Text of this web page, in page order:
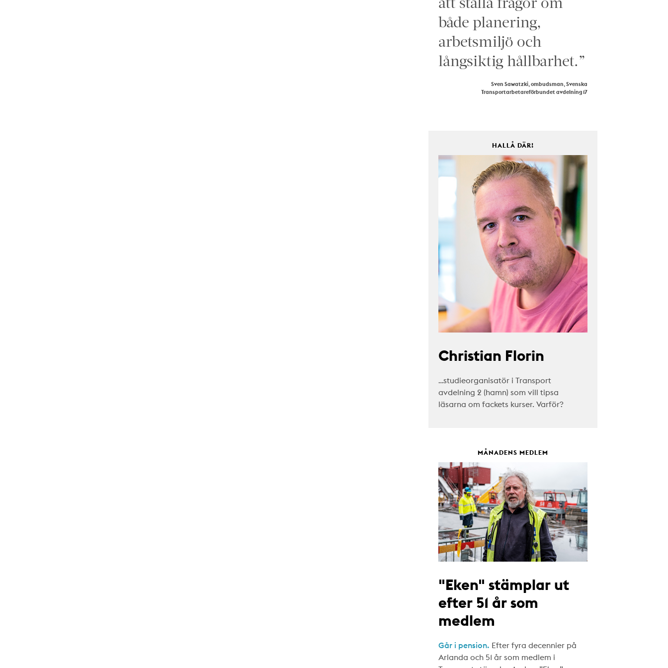
både planering,
arbetsmiljö och
långsiktig hållbarhet.”
Sven Sawatzki, ombudsman, Svenska
Transportarbetareförbundet avdelning 17
HALLÅ DÄR!
Christian Florin
…studieorganisatör i Transport
avdelning 2 (hamn) som vill tipsa
läsarna om fackets kurser. Varför?
MÅNADENS MEDLEM
"Eken" stämplar ut
efter 51 år som
medlem
Går i pension. Efter fyra decennier på
Arlanda och 51 år som medlem i